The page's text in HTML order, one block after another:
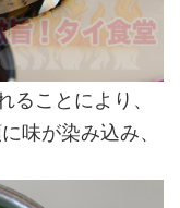
ることにより、
味が染み込み、